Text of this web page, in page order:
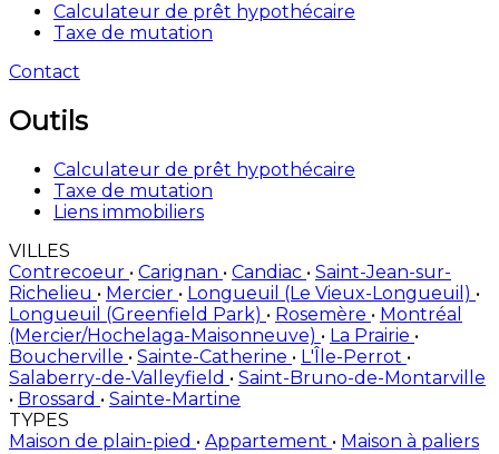
Calculateur de prêt hypothécaire
Taxe de mutation
Contact
Outils
Calculateur de prêt hypothécaire
Taxe de mutation
Liens immobiliers
VILLES
Contrecoeur • Carignan • Candiac • Saint-Jean-sur-
Richelieu • Mercier • Longueuil (Le Vieux-Longueuil) •
Longueuil (Greenfield Park) • Rosemère • Montréal
(Mercier/Hochelaga-Maisonneuve) • La Prairie •
Boucherville • Sainte-Catherine • L'Île-Perrot •
Salaberry-de-Valleyfield • Saint-Bruno-de-Montarville
• Brossard • Sainte-Martine
TYPES
Maison de plain-pied • Appartement • Maison à paliers